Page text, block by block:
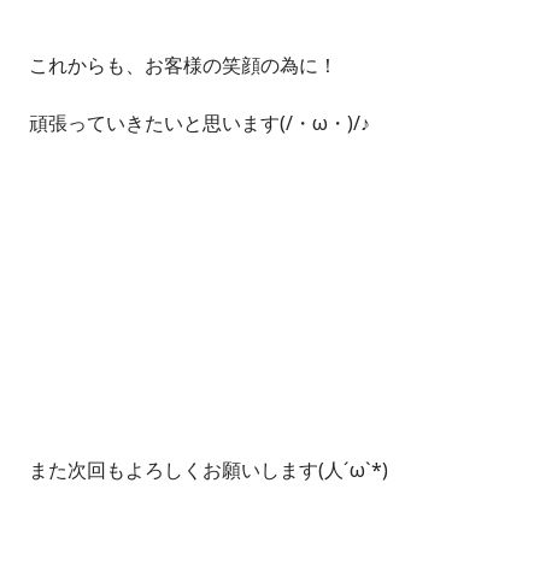
これからも、お客様の笑顔の為に！
頑張っていきたいと思います(/・ω・)/♪
また次回もよろしくお願いします(人´ω`*)